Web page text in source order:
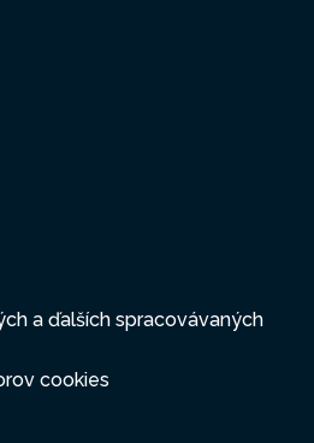
a ďalších spracovávaných
cookies